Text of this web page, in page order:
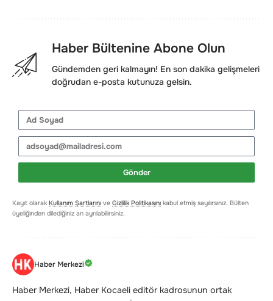
Haber Bültenine Abone Olun
Gündemden geri kalmayın! En son dakika gelişmeleri
doğrudan e-posta kutunuza gelsin.
Gönder
Kayıt olarak Kullanım Şartlarını ve Gizlilik Politikasını kabul etmiş sayılırsınız. Bülten
üyeliğinden dilediğiniz an ayrılabilirsiniz.
Haber Merkezi
Haber Merkezi, Haber Kocaeli editör kadrosunun ortak